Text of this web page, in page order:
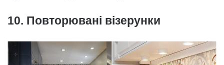
10. Повторювані візерунки